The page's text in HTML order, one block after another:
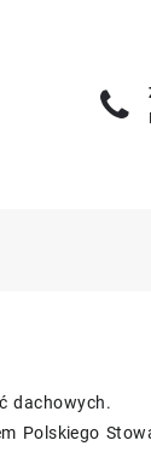
dachowych.
Polskiego